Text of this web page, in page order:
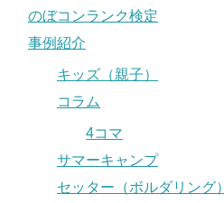
のぼコンランク検定
事例紹介
キッズ（親子）
コラム
4コマ
サマーキャンプ
セッター（ボルダリング）